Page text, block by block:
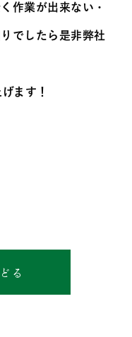
作業が出来ない・
でしたら是非弊社
ます！
る